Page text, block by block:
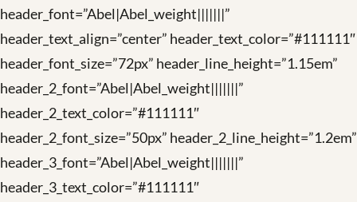
header_font=”Abel|Abel_weight|||||||”
header_text_align=”center” header_text_color=”#111111″
header_font_size=”72px” header_line_height=”1.15em”
header_2_font=”Abel|Abel_weight|||||||”
header_2_text_color=”#111111″
header_2_font_size=”50px” header_2_line_height=”1.2em”
header_3_font=”Abel|Abel_weight|||||||”
header_3_text_color=”#111111″